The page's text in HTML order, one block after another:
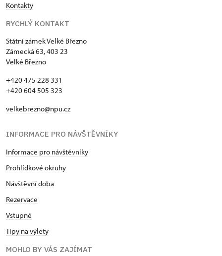
Kontakty
RYCHLÝ KONTAKT
Státní zámek Velké Březno
Zámecká 63, 403 23
Velké Březno
+420 475 228 331
+420 604 505 323
velkebrezno@npu.cz
INFORMACE PRO NÁVŠTĚVNÍKY
Informace pro návštěvníky
Prohlídkové okruhy
Návštěvní doba
Rezervace
Vstupné
Tipy na výlety
MOHLO BY VÁS ZAJÍMAT